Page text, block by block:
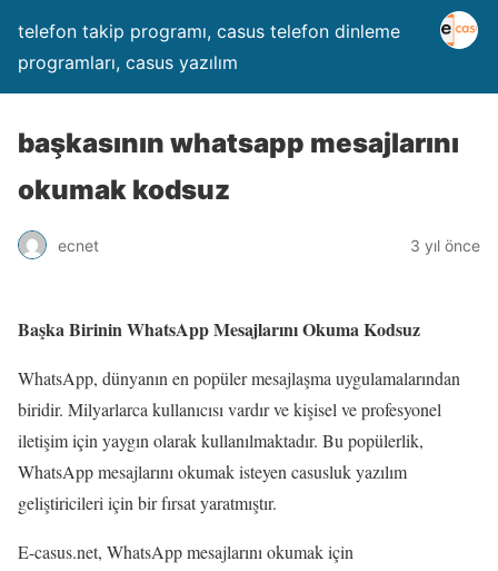
telefon takip programı, casus telefon dinleme
programları, casus yazılım
başkasının whatsapp mesajlarını
okumak kodsuz
ecnet 3 yıl önce
Başka Birinin WhatsApp Mesajlarını Okuma Kodsuz
WhatsApp, dünyanın en popüler mesajlaşma uygulamalarından
biridir. Milyarlarca kullanıcısı vardır ve kişisel ve profesyonel
iletişim için yaygın olarak kullanılmaktadır. Bu popülerlik,
WhatsApp mesajlarını okumak isteyen casusluk yazılım
geliştiricileri için bir fırsat yaratmıştır.
E-casus.net, WhatsApp mesajlarını okumak için